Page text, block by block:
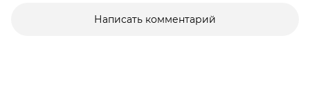
Написать комментарий